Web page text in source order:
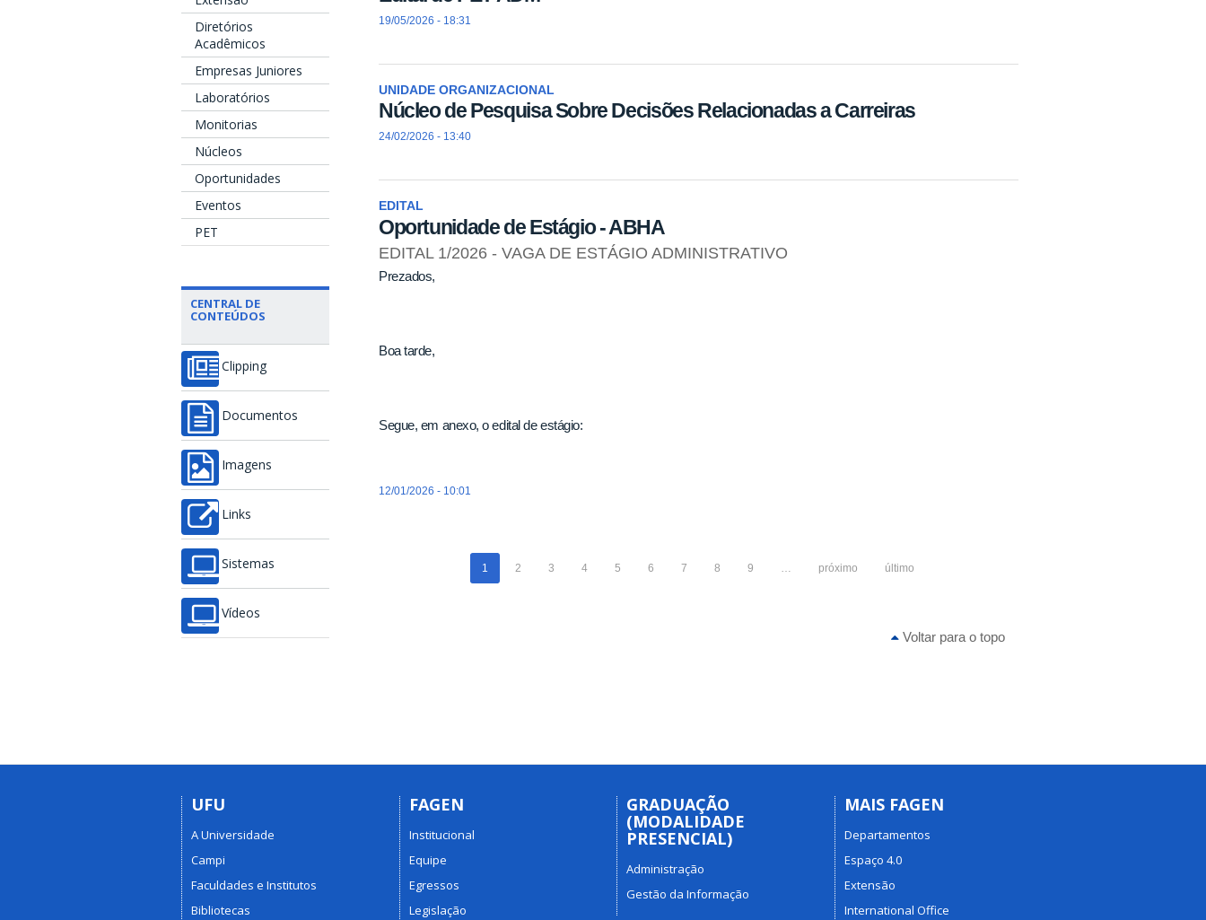
Diretórios
Acadêmicos
Empresas Juniores
Laboratórios
Monitorias
Núcleos
Oportunidades
Eventos
PET
CENTRAL DE
CONTEÚDOS
Clipping
Documentos
Imagens
Links
Sistemas
Vídeos
19/05/2026 - 18:31
UNIDADE ORGANIZACIONAL
Núcleo de Pesquisa Sobre Decisões Relacionadas a Carreiras
24/02/2026 - 13:40
EDITAL
Oportunidade de Estágio - ABHA
EDITAL 1/2026 - VAGA DE ESTÁGIO ADMINISTRATIVO
Prezados,
Boa tarde,
Segue, em anexo, o edital de estágio:
12/01/2026 - 10:01
1 2 3 4 5 6 7 8 9 … próximo último
Voltar para o topo
UFU
A Universidade
Campi
Faculdades e Institutos
Bibliotecas
FAGEN
Institucional
Equipe
Egressos
Legislação
GRADUAÇÃO
(MODALIDADE
PRESENCIAL)
Administração
Gestão da Informação
MAIS FAGEN
Departamentos
Espaço 4.0
Extensão
International Office